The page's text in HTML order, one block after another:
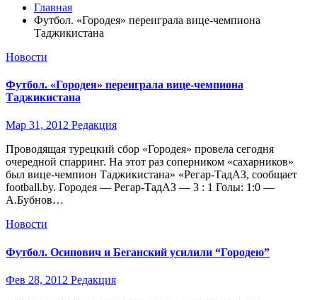
Главная
Футбол. «Городея» переиграла вице-чемпиона
Таджикистана
Новости
Футбол. «Городея» переиграла вице-чемпиона
Таджикистана
Мар 31, 2012 Редакция
Проводящая турецкий сбор «Городея» провела сегодня
очередной спарринг. На этот раз соперником «сахарников»
был вице-чемпион Таджикистана» «Регар-ТадАЗ, сообщает
football.by. Городея — Регар-ТадАЗ — 3 : 1 Голы: 1:0 —
А.Бубнов…
Новости
Футбол. Осипович и Беганский усилили “Городею”
Фев 28, 2012 Редакция